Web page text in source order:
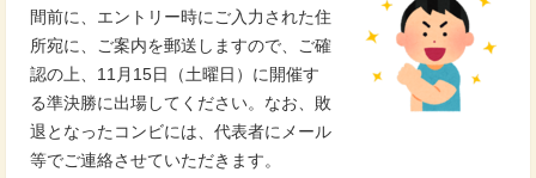
間前に、エントリー時にご入力された住
所宛に、ご案内を郵送しますので、ご確
認の上、11月15日（土曜日）に開催す
る準決勝に出場してください。なお、敗
退となったコンビには、代表者にメール
等でご連絡させていただきます。